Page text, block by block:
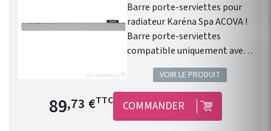
Barre porte-serviettes pour
radiateur Karéna Spa ACOVA !
Barre porte-serviettes
compatible uniquement avec
les produits de la gamme
Karéna Spa de ACOVA. Barre
chromée. Largeur : 50 cm
Barre disponible en plusieurs
dimensions allant de 40 à 90
VOIR LE PRODUIT
Prix de base
89,73 €TTC COMMANDER